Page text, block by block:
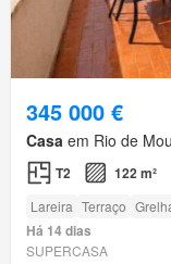
345 000 €
Casa em Rio de
T2 122 m²
Lareira Terraço
Há 14 dias
SUPERCASA